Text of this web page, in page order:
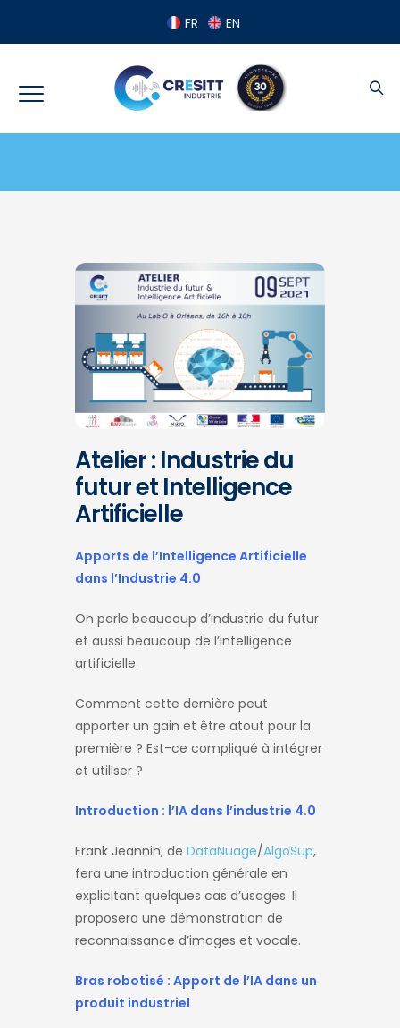
FR EN
Atelier : Industrie du
futur et Intelligence
Artificielle
Apports de l’Intelligence Artificielle
dans l’Industrie 4.0
On parle beaucoup d’industrie du futur
et aussi beaucoup de l’intelligence
artificielle.
Comment cette dernière peut
apporter un gain et être atout pour la
première ? Est-ce compliqué à intégrer
et utiliser ?
Introduction : l’IA dans l’industrie 4.0
Frank Jeannin, de DataNuage/AlgoSup,
fera une introduction générale en
explicitant quelques cas d’usages. Il
proposera une démonstration de
reconnaissance d’images et vocale.
Bras robotisé : Apport de l’IA dans un
produit industriel